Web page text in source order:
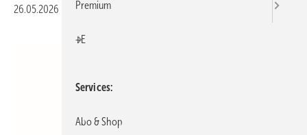
26.05.2026 Veröffentlicht in
Premium
+E
Services
Abo & Shop